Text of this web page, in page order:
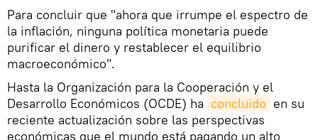
Para concluir que "ahora que irrumpe el espectro de
la inflación, ninguna política monetaria puede
purificar el dinero y restablecer el equilibrio
macroeconómico".
Hasta la Organización para la Cooperación y el
Desarrollo Económicos (OCDE) ha concluido en su
reciente actualización sobre las perspectivas
económicas que el mundo está pagando un alto